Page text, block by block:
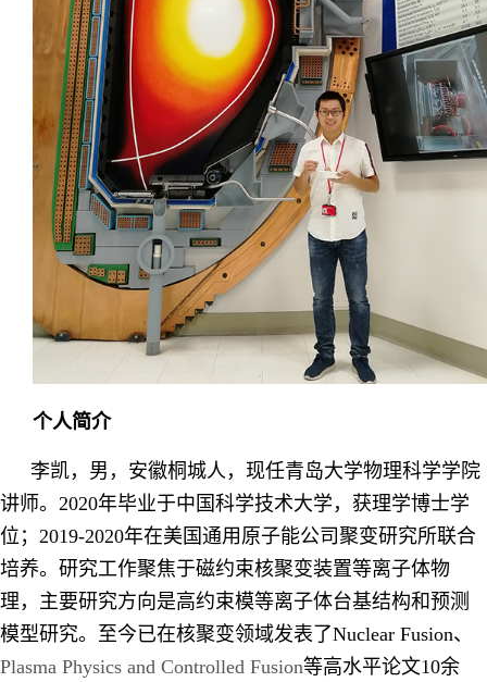
个人简介
李凯，男，安徽桐城人，现任青岛大学物理科学学院
讲师。2020年毕业于中国科学技术大学，获理学博士学
位；2019-2020年在美国通用原子能公司聚变研究所联合
培养。研究工作聚焦于磁约束核聚变装置等离子体物
理，主要研究方向是高约束模等离子体台基结构和预测
模型研究。至今已在核聚变领域发表了Nuclear Fusion、
Plasma Physics and Controlled Fusion等高水平论文10余